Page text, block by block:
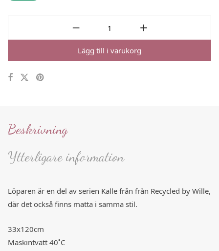
Lägg till i varukorg
Beskrivning
Ytterligare information
Löparen är en del av serien Kalle från från Recycled by Wille,
där det också finns matta i samma stil.
33x120cm
Maskintvätt 40˚C